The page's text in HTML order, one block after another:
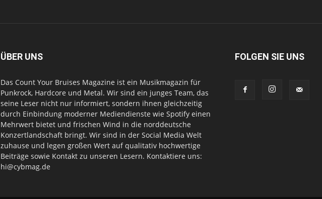
ÜBER UNS
Das Count Your Bruises Magazine ist ein Musikmagazin für
Punkrock, Hardcore und Metal. Wir sind ein junges Team, das
seine Leser nicht nur informiert, sondern ihnen gleichzeitig
durch Einbindung moderner Mediendienste wie Spotify einen
Mehrwert bietet und frischen Wind in die norddeutsche
Konzertlandschaft bringt. Wir sind in der Social Media Welt
zuhause und legen großen Wert auf qualitativ hochwertige
Beiträge sowie Kontakt zu unseren Lesern. Kontaktiere uns:
hi@cybmag.de
FOLGEN SIE UNS